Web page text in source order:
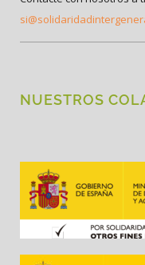
NUESTROS